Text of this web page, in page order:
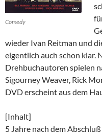
Comedy
wieder Ivan Reitman und
eigentlich auch schon klar.
Drehbuchautoren spielen
Sigourney Weaver, Rick
DVD erscheint aus dem
[Inhalt]
5 Jahre nach dem